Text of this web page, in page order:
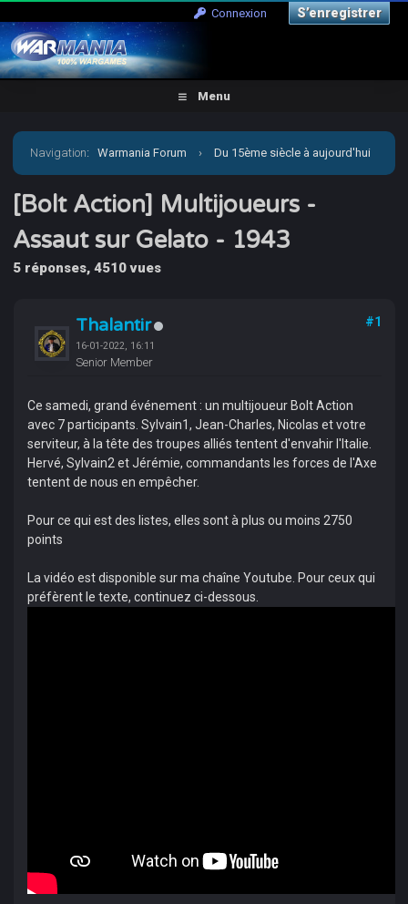
Connexion S’enregistrer
Menu
Navigation:Warmania Forum › Du 15ème siècle à aujourd'hui
› Moderne - Historique › Bolt Action › [Bolt Action]
Multijoueurs - Assaut sur Gelato - 1943
[Bolt Action] Multijoueurs -
Assaut sur Gelato - 1943
5 réponses, 4510 vues
Thalantir
16-01-2022, 16:11
Senior Member
#1
Ce samedi, grand événement : un multijoueur Bolt Action
avec 7 participants. Sylvain1, Jean-Charles, Nicolas et votre
serviteur, à la tête des troupes alliés tentent d'envahir l'Italie.
Hervé, Sylvain2 et Jérémie, commandants les forces de l'Axe
tentent de nous en empêcher.
Pour ce qui est des listes, elles sont à plus ou moins 2750
points
La vidéo est disponible sur ma chaîne Youtube. Pour ceux qui
préfèrent le texte, continuez ci-dessous.